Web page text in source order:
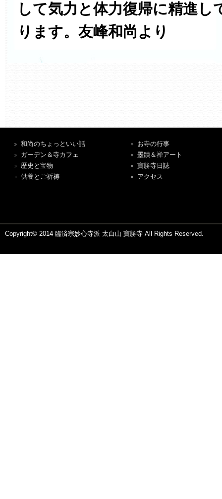
して気力と体力復帰に精進し
ります。友峰和尚より
和尚のちょっといい話
ガーデン＆寺カフェ
歴史と宝物
供養とご祈祷
お寺の行事
墨蹟＆禅アート
寶勝寺日誌
アクセス
Copyright© 2014 臨済宗妙心寺派 太白山 寶勝寺 All Rights Reserved.